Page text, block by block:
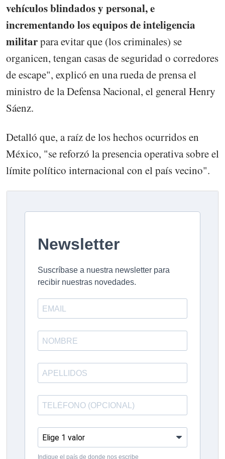
vehículos blindados y personal, e
incrementando los equipos de inteligencia
militarpara evitar que (los criminales) se
organicen, tengan casas de seguridad o corredores
de escape", explicó en una rueda de prensa el
ministro de la Defensa Nacional, el general Henry
Sáenz.
Detalló que, a raíz de los hechos ocurridos en
México, "se reforzó la presencia operativa sobre el
límite político internacional con el país vecino".